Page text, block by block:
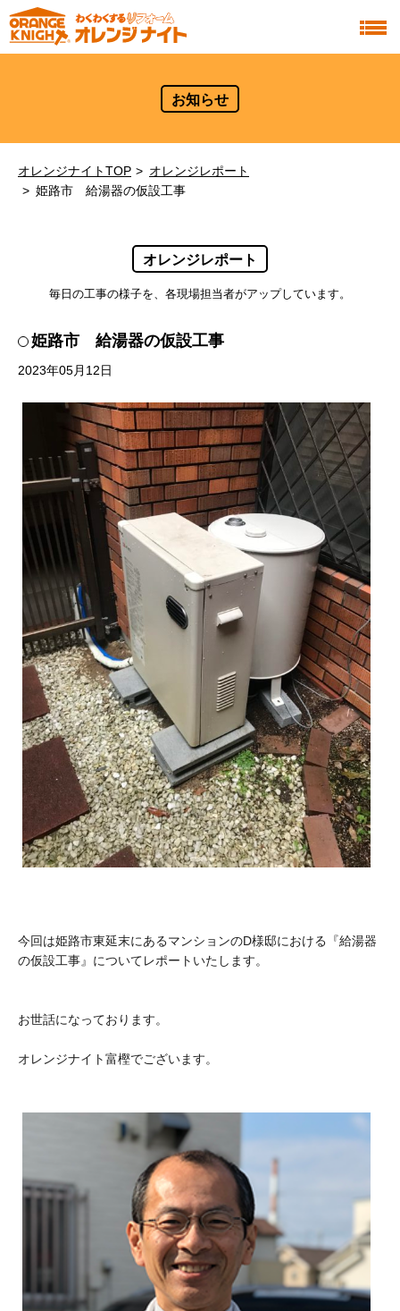
お知らせ
オレンジナイトTOP
オレンジレポート
姫路市 給湯器の仮設工事
オレンジレポート
毎日の工事の様子を、各現場担当者がアップしています。
姫路市 給湯器の仮設工事
2023年05月12日
今回は姫路市東延末にあるマンションのD様邸における『給湯器
の仮設工事』についてレポートいたします。
お世話になっております。
オレンジナイト富樫でございます。